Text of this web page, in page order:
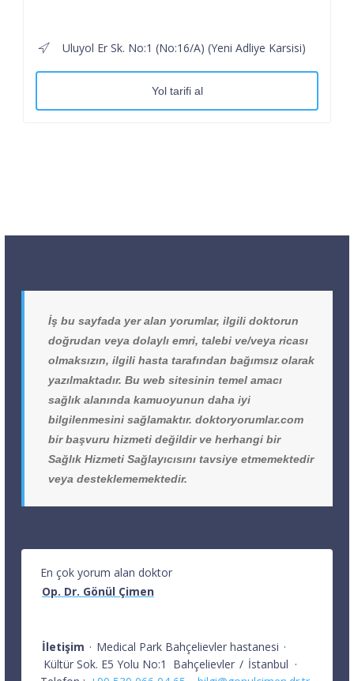
Uluyol Er Sk. No:1 (No:16/A) (Yeni Adliye Karsisi)
Yol tarifi al
İş bu sayfada yer alan yorumlar, ilgili doktorun
doğrudan veya dolaylı emri, talebi ve/veya ricası
olmaksızın, ilgili hasta tarafından bağımsız olarak
yazılmaktadır. Bu web sitesinin temel amacı
sağlık alanında kamuoyunun daha iyi
bilgilenmesini sağlamaktır. doktoryorumlar.com
bir başvuru hizmeti değildir ve herhangi bir
Sağlık Hizmeti Sağlayıcısını tavsiye etmemektedir
veya desteklememektedir.
En çok yorum alan doktor
Op. Dr. Gönül Çimen
İletişim · Medical Park Bahçelievler hastanesi ·
Kültür Sok. E5 Yolu No:1
Bahçelievler / İstanbul ·